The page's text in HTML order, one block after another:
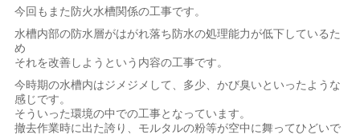
今回もまた防火水槽関係の工事です。
水槽内部の防水層がはがれ落ち防水の処理能力が低下しているた
め
それを改善しようという内容の工事です。
今時期の水槽内はジメジメして、多少、かび臭いといったような
感じです。
そういった環境の中での工事となっています。
撤去作業時に出た誇り、モルタルの粉等が空中に舞ってひどいで